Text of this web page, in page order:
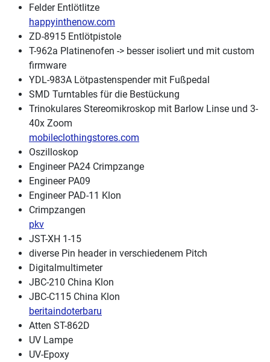
Felder Entlötlitze
happyinthenow.com
ZD-8915 Entlötpistole
T-962a Platinenofen -> besser isoliert und mit custom
firmware
YDL-983A Lötpastenspender mit Fußpedal
SMD Turntables für die Bestückung
Trinokulares Stereomikroskop mit Barlow Linse und 3-
40x Zoom
mobileclothingstores.com
Oszilloskop
Engineer PA24 Crimpzange
Engineer PA09
Engineer PAD-11 Klon
Crimpzangen
pkv
JST-XH 1-15
diverse Pin header in verschiedenem Pitch
Digitalmultimeter
JBC-210 China Klon
JBC-C115 China Klon
beritaindoterbaru
Atten ST-862D
UV Lampe
UV-Epoxy